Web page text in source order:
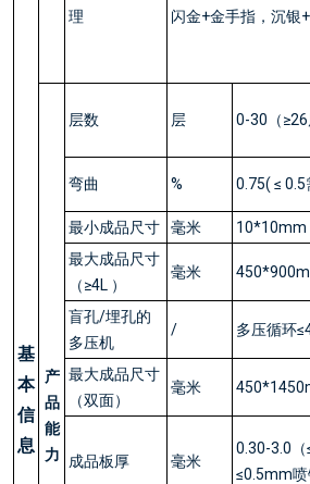
基
本
信
息
理
闪金+金手指，沉银
产
品
能
力
层数 层 0-30（≥26
弯曲 % 0.75( ≤ 0.5
最小成品尺寸 毫米
10*10mm
最大成品尺寸
（≥4L ）
毫米
盲孔/埋孔的
多压机
/ 多压循环
最大成品尺寸
（双面）
毫米
成品板厚 毫米
0.30-3.0（
≤0.5mm